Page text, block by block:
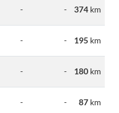
- - 374 km
- - 195 km
- - 180 km
- - 87 km